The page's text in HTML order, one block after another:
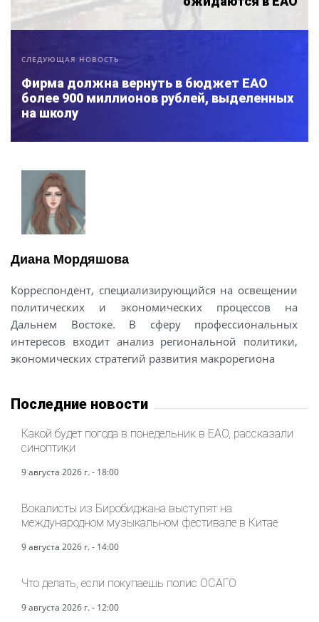
СЛЕДУЮЩАЯ НОВОСТЬ
Фирма должна вернуть в бюджет ЕАО
более 900 миллионов рублей, выделенных
на школу
Диана Мордяшова
Корреспондент, специализирующийся на освещении
политических и экономических процессов на
Дальнем Востоке. В сферу профессиональных
интересов входит анализ региональной политики,
экономических стратегий развития макрорегиона
Последние новости
Какой будет погода в понедельник в ЕАО, рассказали
синоптики
9 августа 2026 г. - 18:00
Вокалисты из Биробиджана выступят на
международном музыкальном фестивале в Китае
9 августа 2026 г. - 14:00
Что делать, если покупаешь полис ОСАГО
9 августа 2026 г. - 12:00